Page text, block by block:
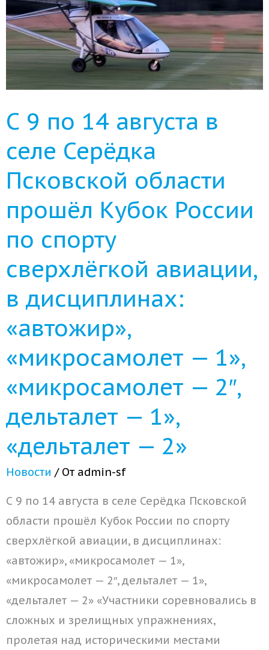
С 9 по 14 августа в
селе Серёдка
Псковской области
прошёл Кубок России
по спорту
сверхлёгкой авиации,
в дисциплинах:
«автожир»,
«микросамолет — 1»,
«микросамолет — 2″,
дельталет — 1»,
«дельталет — 2»
Новости / От admin-sf
С 9 по 14 августа в селе Серёдка Псковской
области прошёл Кубок России по спорту
сверхлёгкой авиации, в дисциплинах:
«автожир», «микросамолет — 1»,
«микросамолет — 2″, дельталет — 1»,
«дельталет — 2» «Участники соревновались в
сложных и зрелищных упражнениях,
пролетая над историческими местами